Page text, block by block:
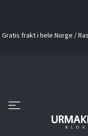
Gratis frakt i hele Norge /